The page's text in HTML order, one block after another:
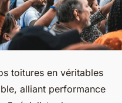
toitures en véritables
alliant performance